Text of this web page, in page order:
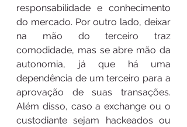
responsabilidade e conhecimento
do mercado. Por outro lado, deixar
na mão do terceiro traz
comodidade, mas se abre mão da
autonomia, já que há uma
dependência de um terceiro para a
aprovação de suas transações.
Além disso, caso a exchange ou o
custodiante sejam hackeados ou